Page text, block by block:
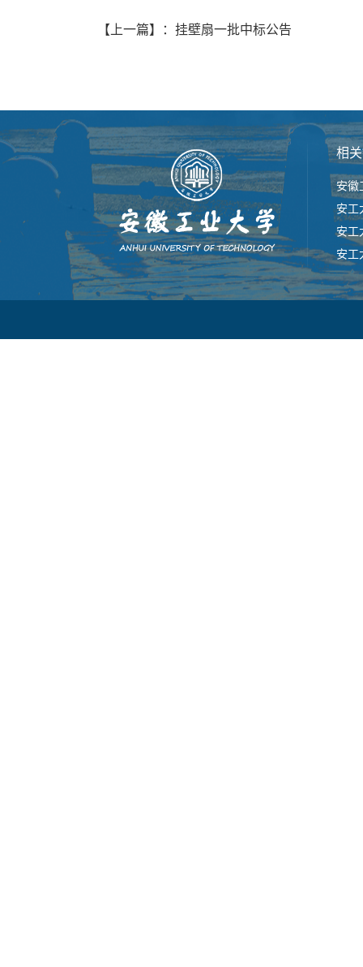
【上一篇】 ： 挂壁扇一批中标公告
相
安徽
安工
安工
安工